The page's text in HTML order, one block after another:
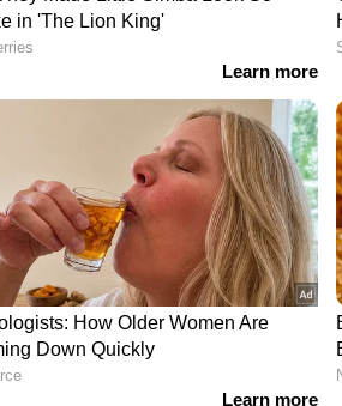
ഗാനങ്ങളിലേക്ക് നിങ്ങളെ
അതിനായി കാത്തിരിപ്പിന്റെ
മെഹ്‍ബൂബ് മെരേ എന്ന
ഏറ്റവും പ്രായം കുറഞ്ഞ
ലഭിച്ചത്. രണ്ട് തവണ
ലോകമെമ്പാടുമുള്ള ആരാധക
എനിക്ക് നല്‍കുന്നത്.
- പറഞ്ഞു.
ഇലക്ട്രോണിക് മ്യൂസിക്
ബാജ' എന്നിങ്ങനെയുള്ള സൂപ്പര്‍